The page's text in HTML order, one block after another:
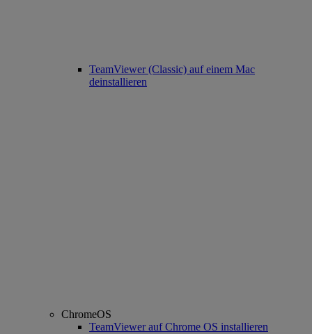
TeamViewer (Classic) auf einem Mac
deinstallieren
ChromeOS
TeamViewer auf Chrome OS installieren